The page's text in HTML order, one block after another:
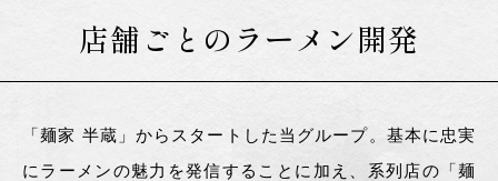
店舗ごとのラーメン開発
「麺家 半蔵」からスタートした当グループ。基本に忠実
にラーメンの魅力を発信することに加え、系列店の「麺